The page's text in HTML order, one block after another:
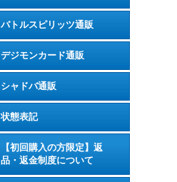
バトルスピリッツ通販
デジモンカード通販
シャドバ通販
状態表記
【初回購入の方限定】返
品・返金制度について